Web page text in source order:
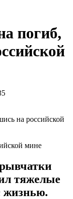
погиб,
мине
тяжелые
жизнью.